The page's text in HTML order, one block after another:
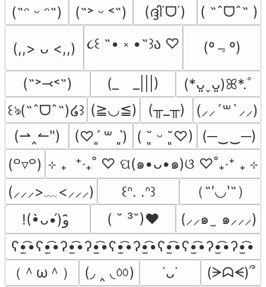
(˶ᵔ ᵕ ᵔ˶)
(˶˃ ᵕ ˂˶) (ദ്ദി˙ᗜ˙) ( ˶ˆᗜˆ˵ )
(,,> ᴗ <,,) ૮꒰ ˶• ༝ •˶꒱ა ♡ (º﹃º)
(˶˃⤙˂˶) (_　_|||)
(*ᴗ͈ˬᴗ͈)ꕤ*.ﾟ
꒰ঌ(˶ˆᗜˆ˵)໒꒱ (≧◡≦) (╥_╥)
(⸝⸝´꒳`⸝⸝)
(⇀‸↼‶)
(♡ˊ͈ ꒳ ˋ͈) ( ˘͈ ᵕ ˘͈♡)
(─‿‿─)
(꒪▿꒪) ⊹ ₊  ⁺‧₊˚ ♡ ପ(๑•ᴗ•๑)ଓ ♡˚₊‧⁺ ₊ ⊹
(⸝⸝⸝>﹏<⸝⸝⸝)
꒰ᐢ. .ᐢ꒱
（˶′◡‵˶）
( ˘ ³˘)♥
(⸝⸝๑  ̫ ๑⸝⸝⸝)
ʕ•̫͡•ʕ•̫͡•ʔ•̫͡•ʔ•̫͡•ʕ•̫͡•ʔ•̫͡•ʕ•̫͡•ʕ•̫͡•ʔ•̫͡•ʔ•̫͡•
（＾ω＾）
(◞ ‸ ◟ㆀ) ˙ᴗ˙
(ᗒᗣᗕ)՞